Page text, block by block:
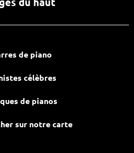
de piano
célèbres
de pianos
sur notre carte